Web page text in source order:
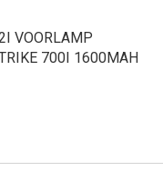
VOORLAMP
700I 1600MAH